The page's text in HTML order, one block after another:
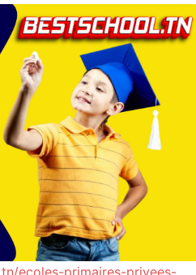
ecoles-primaires-privees-